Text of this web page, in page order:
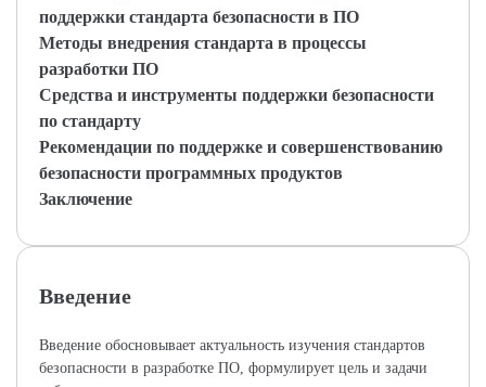
поддержки стандарта безопасности в ПО
Методы внедрения стандарта в процессы
разработки ПО
Средства и инструменты поддержки безопасности
по стандарту
Рекомендации по поддержке и совершенствованию
безопасности программных продуктов
Заключение
Введение
Введение обосновывает актуальность изучения стандартов
безопасности в разработке ПО, формулирует цель и задачи